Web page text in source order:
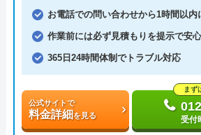
お電話での問い合わせから1時間以内
作業前には必ず見積もりを提示で安心
365日24時間体制でトラブル対応
公式サイトで
料金詳細を見る
まず
受付